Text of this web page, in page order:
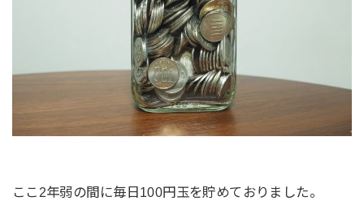
ここ2年弱の間に毎日100円玉を貯めておりました。